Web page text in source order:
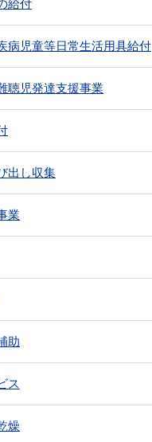
給付
病児童等日常生活用具給付
聴児発達支援事業
出し収集
業
助
ス
燥